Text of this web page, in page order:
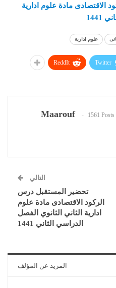
الاقتصادى مادة علوم ادارية
علوم ادارية
Twitter
ReddIt
Maarouf 1561 Posts
التالي
تحضير المستقبل درس
الركود الاقتصادى مادة علوم
ادارية الثاني الثانوي الفصل
الدراسي الثاني 1441
المزيد عن المؤلف